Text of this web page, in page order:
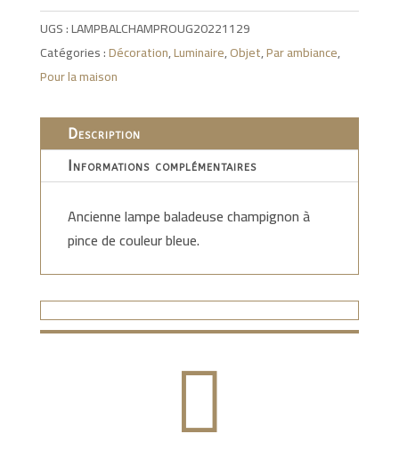
UGS :LAMPBALCHAMPROUG20221129
Catégories :Décoration,Luminaire,Objet,Par ambiance,
Pour la maison
Description
Informations complémentaires
Ancienne lampe baladeuse champignon à
pince de couleur bleue.
